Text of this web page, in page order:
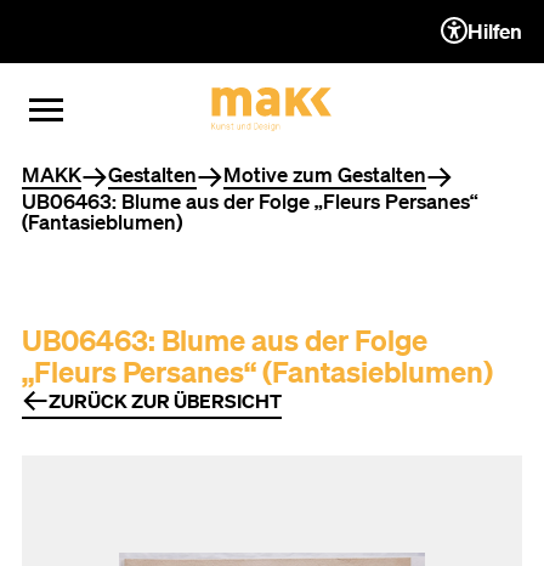
ZUM INHALT (ACCESSKEY 1)
ZUR NAVIGATION
ZUM FOOTER (ACCESSKEY 3)
MENÜ ÖFFNEN
MENÜ SCHLIESSEN
Hilfen
Sie befinden sich hier
MAKK Gestalten
Motive zum Gestalten
UB06463: Blume aus der Folge „Fleurs Persanes“
(Fantasieblumen)
UB06463: Blume aus der Folge
„Fleurs Persanes“ (Fantasieblumen)
ZURÜCK ZUR ÜBERSICHT